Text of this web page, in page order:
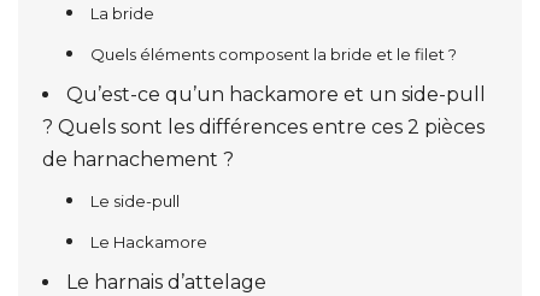
La bride
Quels éléments composent la bride et le filet ?
Qu’est-ce qu’un hackamore et un side-pull
? Quels sont les différences entre ces 2 pièces
de harnachement ?
Le side-pull
Le Hackamore
Le harnais d’attelage